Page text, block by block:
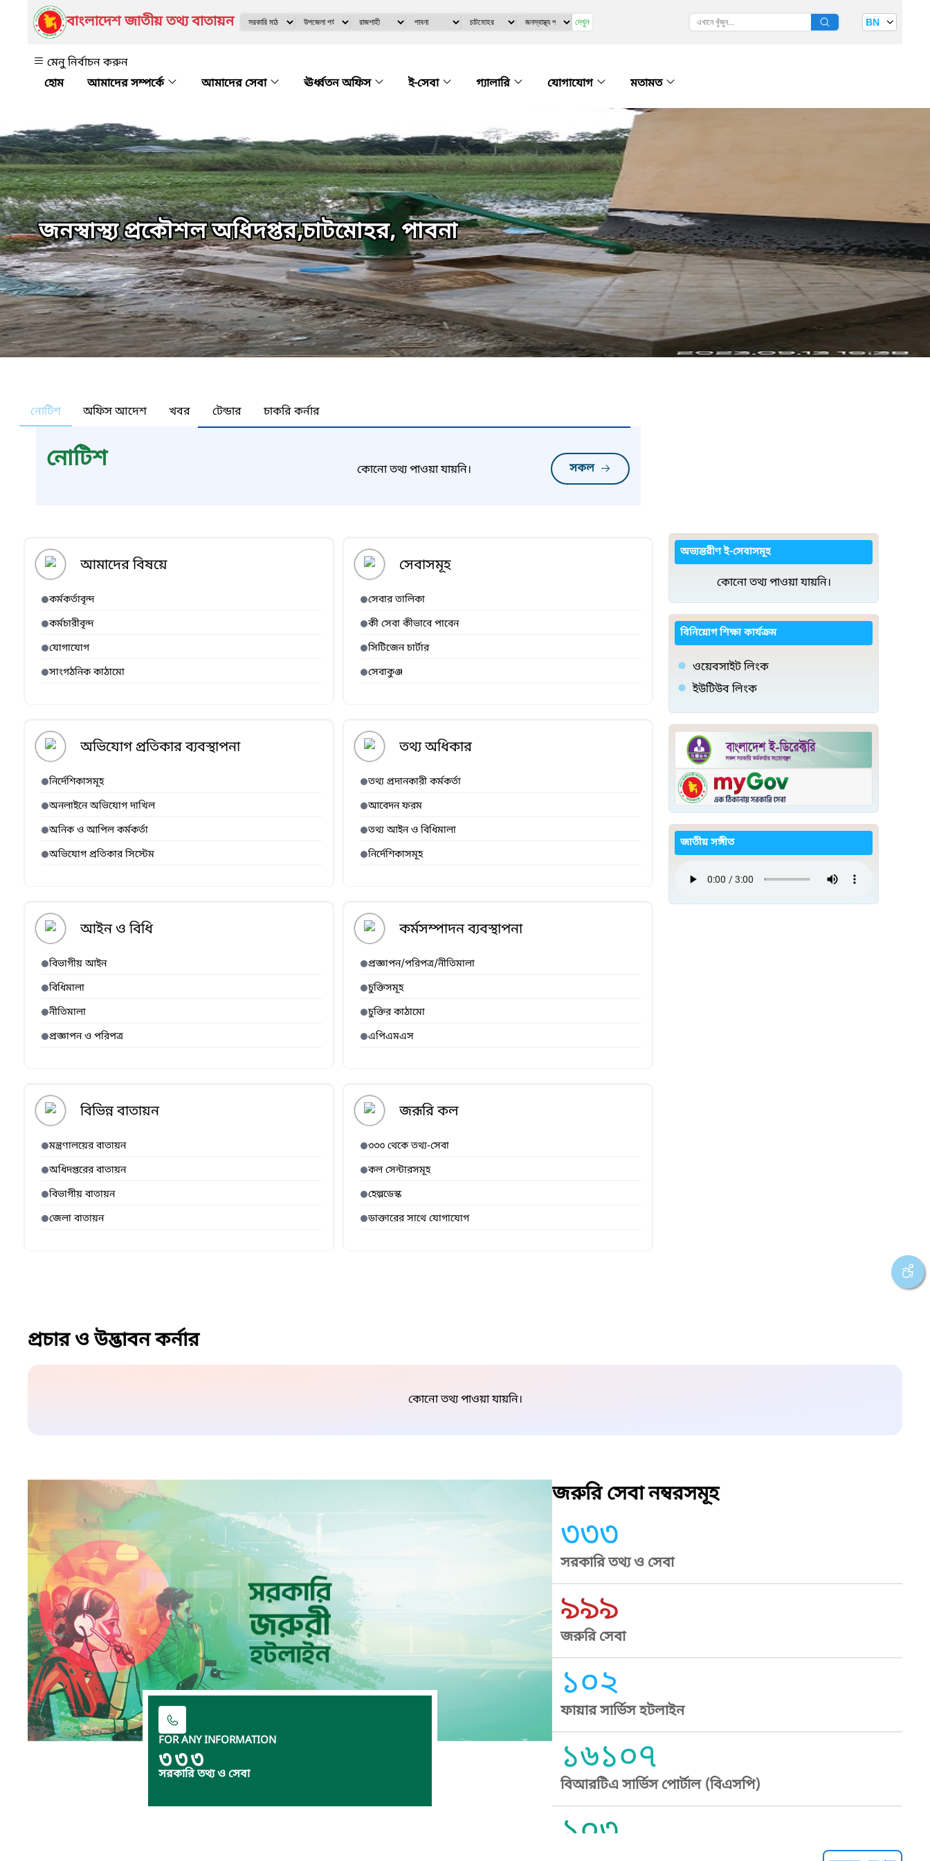
বাংলাদেশ জাতীয় তথ্য বাতায়ন দেখুন BN
মেনু নির্বাচন করুন
আমাদের সম্পর্কে
আমাদের সেবা ঊর্ধ্বতন অফিস ই-সেবা গ্যালারি যোগাযোগ মতামত
জনস্বাস্থ্য প্রকৌশল অধিদপ্তর,চাটমোহর, পাবনা
নোটিশ অফিস আদেশ খবর টেন্ডার চাকরি কর্নার
নোটিশ সকল
কোনো তথ্য পাওয়া যায়নি।
আমাদের বিষয়ে
কর্মকর্তাবৃন্দ
কর্মচারীবৃন্দ
যোগাযোগ
সাংগঠনিক কাঠামো
সেবাসমূহ
সেবার তালিকা
কী সেবা কীভাবে পাবেন
সিটিজেন চার্টার
সেবাকুঞ্জ
অভিযোগ প্রতিকার ব্যবস্থাপনা
নির্দেশিকাসমূহ
অনলাইনে অভিযোগ দাখিল
অনিক ও আপিল কর্মকর্তা
অভিযোগ প্রতিকার সিস্টেম
তথ্য অধিকার
তথ্য প্রদানকারী কর্মকর্তা
আবেদন ফরম
তথ্য আইন ও বিধিমালা
নির্দেশিকাসমূহ
আইন ও বিধি
বিভাগীয় আইন
বিধিমালা
নীতিমালা
প্রজ্ঞাপন ও পরিপত্র
কর্মসম্পাদন ব্যবস্থাপনা
প্রজ্ঞাপন/পরিপত্র/নীতিমালা
চুক্তিসমূহ
চুক্তির কাঠামো
এপিএমএস
বিভিন্ন বাতায়ন
মন্ত্রণালয়ের বাতায়ন
অধিদপ্তরের বাতায়ন
বিভাগীয় বাতায়ন
জেলা বাতায়ন
জরূরি কল
৩৩৩ থেকে তথ্য-সেবা
কল সেন্টারসমূহ
হেল্পডেস্ক
ডাক্তারের সাথে যোগাযোগ
অভ্যন্তরীণ ই-সেবাসমূহ
কোনো তথ্য পাওয়া যায়নি।
বিনিয়োগ শিক্ষা কার্যক্রম
ওয়েবসাইট লিংক
ইউটিউব লিংক
জাতীয় সঙ্গীত
প্রচার ও উদ্ভাবন কর্নার
কোনো তথ্য পাওয়া যায়নি।
FOR ANY INFORMATION
৩৩৩
সরকারি তথ্য ও সেবা
জরুরি সেবা নম্বরসমূহ
৩৩৩
সরকারি তথ্য ও সেবা
৯৯৯
জরুরি সেবা
১০২
ফায়ার সার্ভিস হটলাইন
১৬১০৭
বিআরটিএ সার্ভিস পোর্টাল (বিএসপি)
১০৩